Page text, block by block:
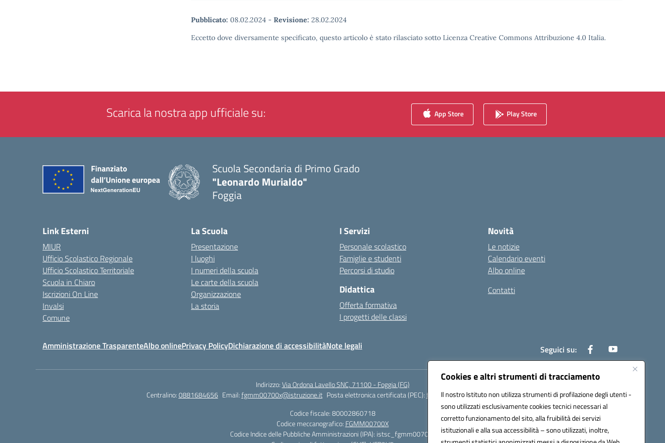
Cookies e altri strumenti di tracciamento
Il nostro Istituto non utilizza strumenti di profilazione degli utenti -
sono utilizzati esclusivamente cookies tecnici necessari al
corretto funzionamento del sito, alla fruibilità dei servizi
istituzionali e alla sua accessibilità – sono utilizzati, inoltre,
Pubblicato: 08.02.2024 - Revisione: 28.02.2024
Eccetto dove diversamente specificato, questo articolo è stato rilasciato sotto Licenza Creative Commons Attribuzione 4.0 Italia.
Scarica la nostra app ufficiale su: App Store Play Store
Scuola Secondaria di Primo Grado
"Leonardo Murialdo"
Foggia
Link Esterni
MIUR
Ufficio Scolastico Regionale
Ufficio Scolastico Territoriale
Scuola in Chiaro
Iscrizioni On Line
Invalsi
Comune
La Scuola
Presentazione
I luoghi
I numeri della scuola
Le carte della scuola
Organizzazione
La storia
I Servizi
Personale scolastico
Famiglie e studenti
Percorsi di studio
Didattica
Offerta formativa
I progetti delle classi
Novità
Le notizie
Calendario eventi
Albo online
Contatti
Amministrazione TrasparenteAlbo onlinePrivacy PolicyDichiarazione di accessibilitàNote legali Seguici su:
Indirizzo:Via Ordona Lavello SNC, 71100 - Foggia (FG)
Centralino:0881684656 Email:fgmm00700x@istruzione.it Posta elettronica certificata (PEC):fgmm00700x@pec.istruzione.it
Codice fiscale: 80002860718
Codice meccanografico: FGMM00700X
Codice Indice delle Pubbliche Amministrazioni (IPA): istsc_fgmm00700x